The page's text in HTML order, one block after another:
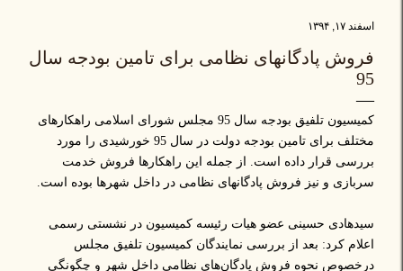
اسفند ۱۷, ۱۳۹۴
فروش پادگانهای نظامی برای تامین بودجه سال
95
کمیسیون تلفیق بودجه سال 95 مجلس شورای اسلامی راهکارهای
مختلف برای تامین بودجه دولت در سال 95 خورشیدی را مورد
بررسی قرار داده است. از جمله این راهکارها فروش خدمت
سربازی و نیز فروش پادگانهای نظامی در داخل شهرها بوده است.
سیدهادی حسینی عضو هیات رئیسه کمیسیون در نشستی رسمی
اعلام کرد: بعد از بررسی نمایندگان کمیسیون تلفیق مجلس
درخصوص نحوه فروش پادگان‌های نظامی داخل شهر و چگونگی